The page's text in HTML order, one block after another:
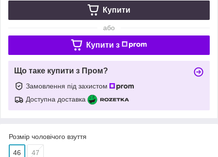
Купити
або
Купити з
Що таке купити з Пром?
Замовлення під захистом
Доступна доставка
Розмір чоловічого взуття
46 47